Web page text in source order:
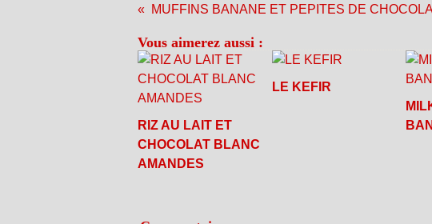
MUFFINS BANANE ET PEPITES DE
Vous aimerez aussi :
RIZ AU LAIT ET
CHOCOLAT BLANC
AMANDES
LE KEFIR